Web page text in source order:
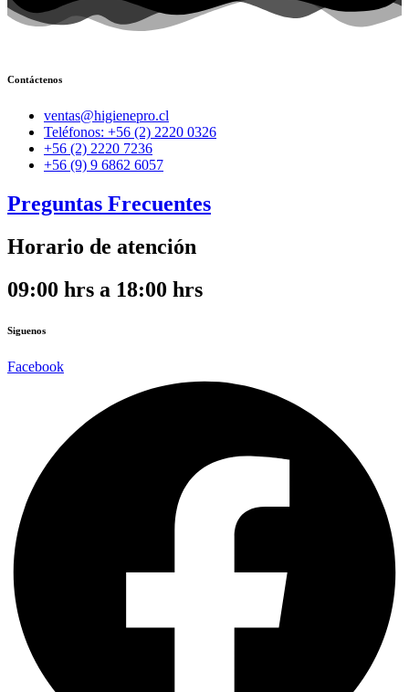
Contáctenos
ventas@higienepro.cl
Teléfonos: +56 (2) 2220 0326
+56 (2) 2220 7236
+56 (9) 9 6862 6057
Preguntas Frecuentes
Horario de atención
09:00 hrs a 18:00 hrs
Siguenos
Facebook